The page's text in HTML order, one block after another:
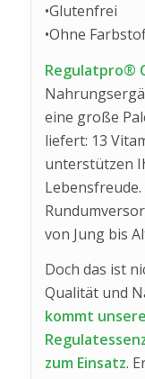
•Glutenfrei
•Ohne
Regulatpro®
eine große
liefert: 13
unterstützen
von Jung bis
Doch das ist
Qualität und
kommt
zum Einsatz.